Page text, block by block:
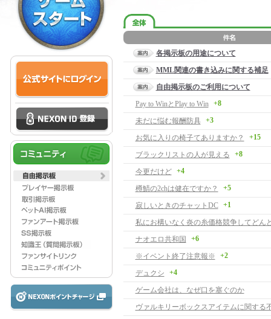
各掲示板の用途について
MML関連の書き込みに関する補足
自由掲示板のご利用について
Pay to WinとPlay to Win
+8
未だに悩む報酬防具 +3
お気に入りの椅子てありますか？ +15
ブラックリストの人が見える +8
今更だけど +4
樽鯖の2chは健在ですか？ +5
寂しいときのチャットDC +1
ナオエロ共和国 +6
※イベント終了注意報※ +2
デュクシ +4
ゲーム会社は、なぜ口を塞ぐのか
ヴァルキリーボックスアイテムに関する